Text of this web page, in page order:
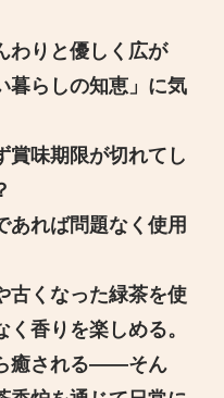
わりと優しく広が
暮らしの知恵」に気
賞味期限が切れてし
あれば問題なく使用
古くなった緑茶を使
香りを楽しめる。
癒される――そん